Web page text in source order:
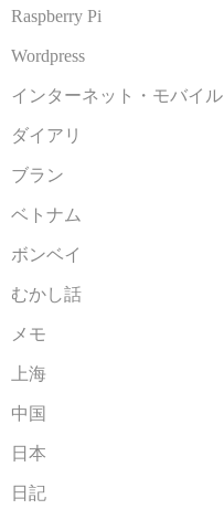
Raspberry Pi
Wordpress
インターネット・モバイル
ダイアリ
ブラン
ベトナム
ボンベイ
むかし話
メモ
上海
中国
日本
日記